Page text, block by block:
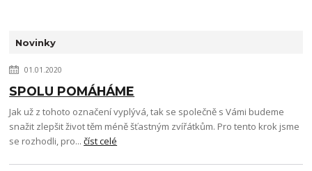
Novinky
01.01.2020
SPOLU POMÁHÁME
Jak už z tohoto označení vyplývá, tak se společně s Vámi budeme
snažit zlepšit život těm méně šťastným zvířátkům. Pro tento krok jsme
se rozhodli, pro...číst celé